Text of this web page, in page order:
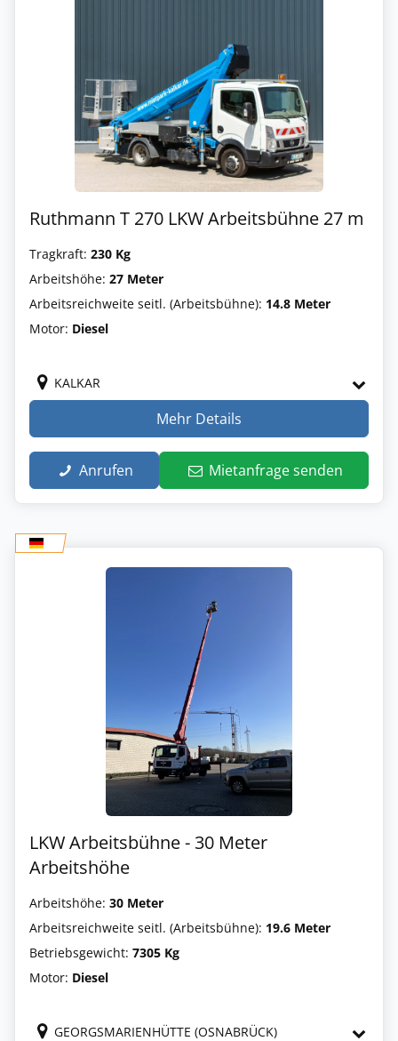
Ruthmann T 270 LKW Arbeitsbühne 27 m
Tragkraft: 230 Kg
Arbeitshöhe: 27 Meter
Arbeitsreichweite seitl. (Arbeitsbühne): 14.8 Meter
Motor: Diesel
KALKAR
Mehr Details
Anrufen Mietanfrage senden
LKW Arbeitsbühne - 30 Meter
Arbeitshöhe
Arbeitshöhe: 30 Meter
Arbeitsreichweite seitl. (Arbeitsbühne): 19.6 Meter
Betriebsgewicht: 7305 Kg
Motor: Diesel
GEORGSMARIENHÜTTE (OSNABRÜCK)